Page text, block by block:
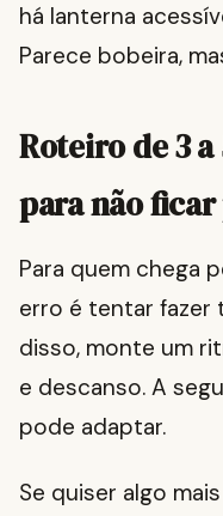
há lanterna
Parece bobeira,
Roteiro de 3
para não
Para quem chega
erro é tentar fazer
disso, monte um
e descanso. A
pode adaptar.
Se quiser algo